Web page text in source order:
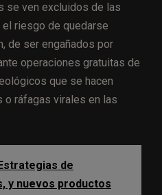
se ven excluidos de las
riesgo de quedarse
de ser engañados por
operaciones gratuitas de
que se hacen
o ráfagas virales en las
Estrategias de
y nuevos productos